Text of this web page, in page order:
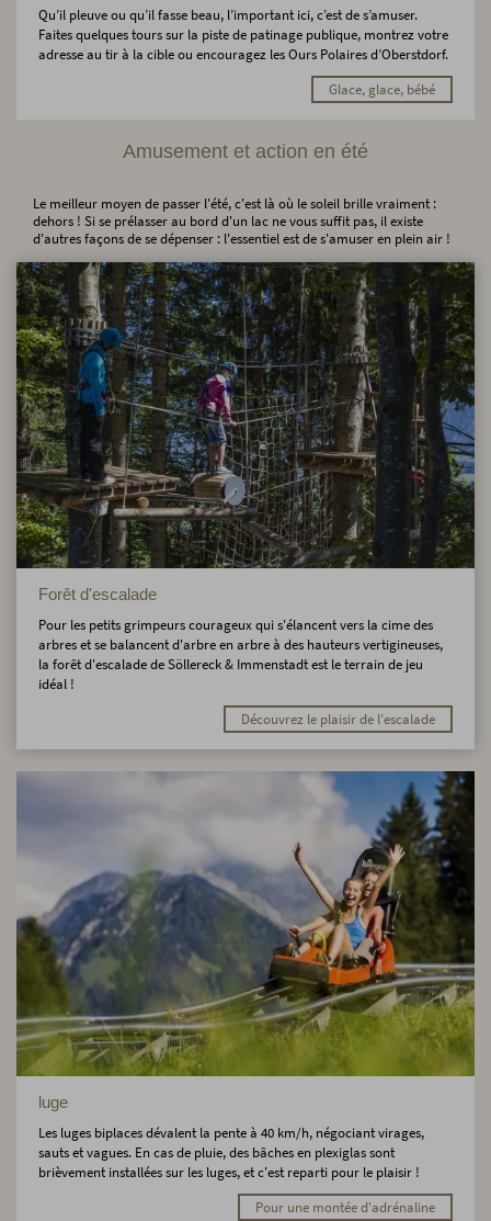
Qu’il pleuve ou qu’il fasse beau, l’important ici, c’est de s’amuser.
Faites quelques tours sur la piste de patinage publique, montrez votre
adresse au tir à la cible ou encouragez les Ours Polaires d’Oberstdorf.
Glace, glace, bébé
Amusement et action en été
Le meilleur moyen de passer l'été, c'est là où le soleil brille vraiment :
dehors ! Si se prélasser au bord d'un lac ne vous suffit pas, il existe
d'autres façons de se dépenser : l'essentiel est de s'amuser en plein air !
Forêt d'escalade
Pour les petits grimpeurs courageux qui s'élancent vers la cime des
arbres et se balancent d'arbre en arbre à des hauteurs vertigineuses,
la forêt d'escalade de Söllereck & Immenstadt est le terrain de jeu
idéal !
Découvrez le plaisir de l'escalade
luge
Les luges biplaces dévalent la pente à 40 km/h, négociant virages,
sauts et vagues. En cas de pluie, des bâches en plexiglas sont
brièvement installées sur les luges, et c'est reparti pour le plaisir !
Pour une montée d'adrénaline